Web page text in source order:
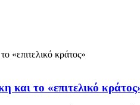
το «επιτελικό